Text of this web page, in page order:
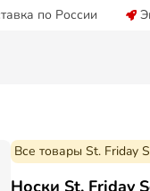
по России
Все товары St. Friday
Носки St. Friday